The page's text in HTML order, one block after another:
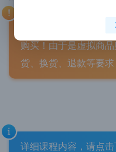
购买！由于是虚拟商
货、换货、退款等要
详细课程内容，请点